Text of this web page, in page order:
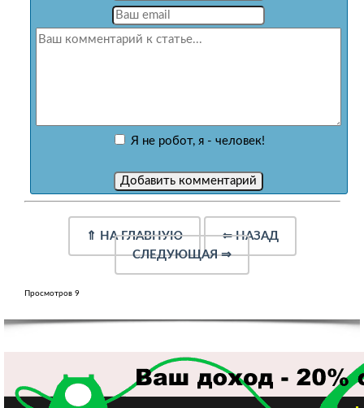
Я не робот, я - человек!
⇑ НА ГЛАВНУЮ ⇐НАЗАД
СЛЕДУЮЩАЯ⇒
Просмотров 9